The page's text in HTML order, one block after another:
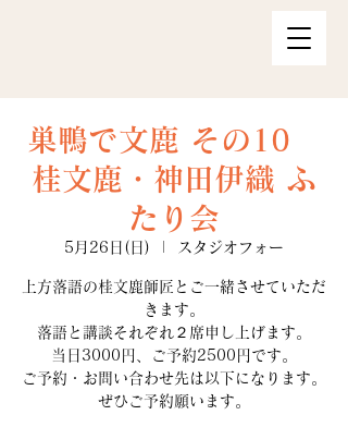
巣鴨で文鹿 その10
桂文鹿・神田伊織 ふ
たり会
5月26日(日) スタジオフォー
上方落語の桂文鹿師匠とご一緒させていただ
きます。
落語と講談それぞれ２席申し上げます。
当日3000円、ご予約2500円です。
ご予約・お問い合わせ先は以下になります。
ぜひご予約願います。